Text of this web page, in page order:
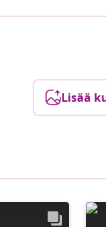
Lisää